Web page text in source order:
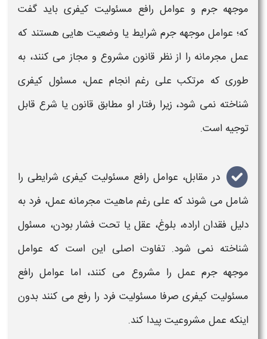
موجهه جرم و عوامل رافع مسئولیت کیفری باید گفت
که؛ عوامل موجهه جرم شرایط یا وضعیت هایی هستند که
عمل مجرمانه را از نظر قانون مشروع و مجاز می کنند، به
طوری که مرتکب علی رغم انجام عمل، مسئول کیفری
شناخته نمی شود، زیرا رفتار او مطابق قانون یا شرع قابل
توجیه است.
در مقابل، عوامل رافع مسئولیت کیفری شرایطی را
شامل می شوند که علی رغم ماهیت مجرمانه عمل، فرد به
دلیل فقدان اراده، بلوغ، عقل یا تحت فشار بودن، مسئول
شناخته نمی شود. تفاوت اصلی این است که عوامل
موجهه جرم عمل را مشروع می کنند، اما عوامل رافع
مسئولیت کیفری صرفا مسئولیت فرد را رفع می کنند بدون
اینکه عمل مشروعیت پیدا کند.